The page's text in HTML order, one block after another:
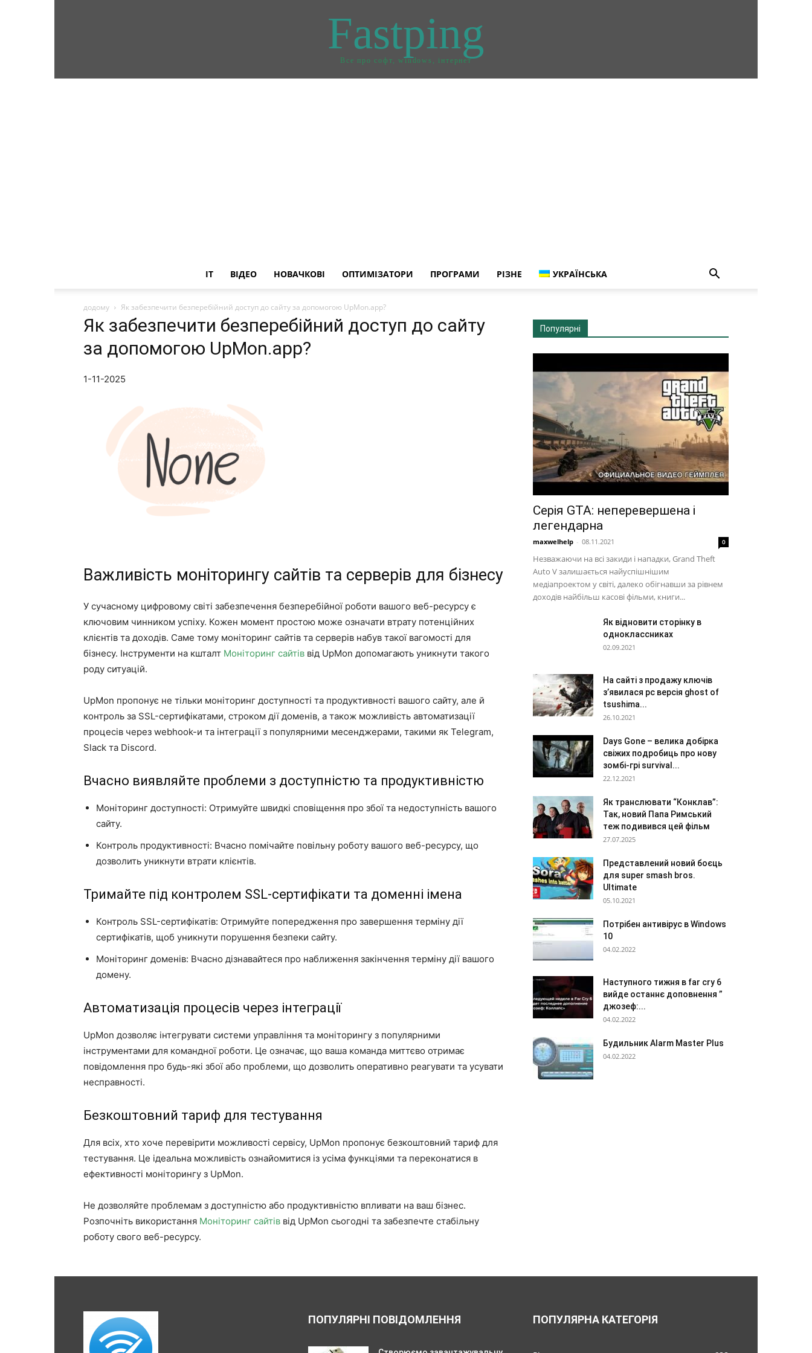
Fastping
Все про софт, windows, інтернет
IT ВІДЕО НОВАЧКОВІ ОПТИМІЗАТОРИ ПРОГРАМИ РІЗНЕ УКРАЇНСЬКА
додому Як забезпечити безперебійний доступ до сайту за допомогою UpMon.app?
Як забезпечити безперебійний доступ до сайту
за допомогою UpMon.app?
1-11-2025
Важливість моніторингу сайтів та серверів для бізнесу
У сучасному цифровому світі забезпечення безперебійної роботи вашого веб-ресурсу є
ключовим чинником успіху. Кожен момент простою може означати втрату потенційних
клієнтів та доходів. Саме тому моніторинг сайтів та серверів набув такої вагомості для
бізнесу. Інструменти на кшталт Моніторинг сайтів від UpMon допомагають уникнути такого
роду ситуацій.
UpMon пропонує не тільки моніторинг доступності та продуктивності вашого сайту, але й
контроль за SSL-сертифікатами, строком дії доменів, а також можливість автоматизації
процесів через webhook-и та інтеграції з популярними месенджерами, такими як Telegram,
Slack та Discord.
Вчасно виявляйте проблеми з доступністю та продуктивністю
Моніторинг доступності: Отримуйте швидкі сповіщення про збої та недоступність вашого
сайту.
Контроль продуктивності: Вчасно помічайте повільну роботу вашого веб-ресурсу, що
дозволить уникнути втрати клієнтів.
Тримайте під контролем SSL-сертифікати та доменні імена
Контроль SSL-сертифікатів: Отримуйте попередження про завершення терміну дії
сертифікатів, щоб уникнути порушення безпеки сайту.
Моніторинг доменів: Вчасно дізнавайтеся про наближення закінчення терміну дії вашого
домену.
Автоматизація процесів через інтеграції
UpMon дозволяє інтегрувати системи управління та моніторингу з популярними
інструментами для командної роботи. Це означає, що ваша команда миттєво отримає
повідомлення про будь-які збої або проблеми, що дозволить оперативно реагувати та усувати
несправності.
Безкоштовний тариф для тестування
Для всіх, хто хоче перевірити можливості сервісу, UpMon пропонує безкоштовний тариф для
тестування. Це ідеальна можливість ознайомитися із усіма функціями та переконатися в
ефективності моніторингу з UpMon.
Не дозволяйте проблемам з доступністю або продуктивністю впливати на ваш бізнес.
Розпочніть використання Моніторинг сайтів від UpMon сьогодні та забезпечте стабільну
роботу свого веб-ресурсу.
Популярні
Серія GTA: неперевершена і
легендарна
maxwelhelp - 08.11.2021 0
Незважаючи на всі закиди і нападки, Grand Theft
Auto V залишається найуспішнішим
медіапроектом у світі, далеко обігнавши за рівнем
доходів найбільш касові фільми, книги...
Як відновити сторінку в
одноклассниках
02.09.2021
На сайті з продажу ключів
з’явилася pc версія ghost of
tsushima...
26.10.2021
Days Gone – велика добірка
свіжих подробиць про нову
зомбі-грі survival...
22.12.2021
Як транслювати “Конклав”:
Так, новий Папа Римський
теж подивився цей фільм
27.07.2025
Представлений новий боєць
для super smash bros.
Ultimate
05.10.2021
Потрібен антивірус в Windows
10
04.02.2022
Наступного тижня в far cry 6
вийде останнє доповнення ”
джозеф:...
04.02.2022
Будильник Alarm Master Plus
04.02.2022
ПОПУЛЯРНІ ПОВІДОМЛЕННЯ ПОПУЛЯРНА КАТЕГОРІЯ